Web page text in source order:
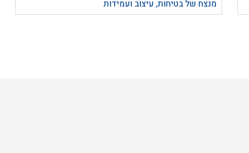
מנצח של בטיחות, עיצוב ועמידות